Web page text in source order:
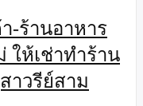
-ร้านอาหาร
ให้เช่าทำร้าน
าวรีย์สาม